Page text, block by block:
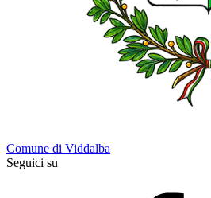
Comune di Viddalba
Seguici su